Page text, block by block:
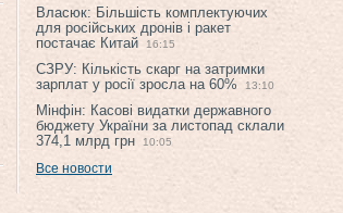
Власюк: Більшість комплектуючих
для російських дронів і ракет
постачає Китай
16:15
СЗРУ: Кількість скарг на затримки
зарплат у росії зросла на 60%
13:10
Мінфін: Касові видатки державного
бюджету України за листопад склали
374,1 млрд грн
10:05
Все новости